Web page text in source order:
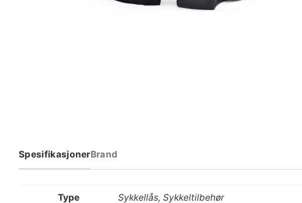
SpesifikasjonerBrand
Type Sykkellås, Sykkeltilbehør